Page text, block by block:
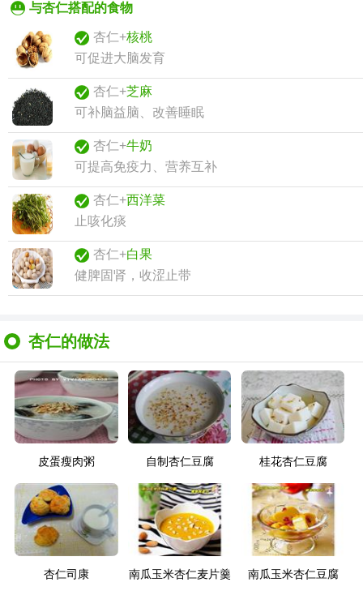
与杏仁搭配的食物
杏仁+核桃
可促进大脑发育
杏仁+芝麻
可补脑益脑、改善睡眠
杏仁+牛奶
可提高免疫力、营养互补
杏仁+西洋菜
止咳化痰
杏仁+白果
健脾固肾，收涩止带
杏仁的做法
皮蛋瘦肉粥 自制杏仁豆腐 桂花杏仁豆腐
杏仁司康 南瓜玉米杏仁麦片羹 南瓜玉米杏仁豆腐